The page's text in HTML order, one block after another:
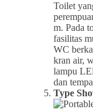
Toilet
m. Pada
fasilitas
WC
kran air,
lampu
dan
Type